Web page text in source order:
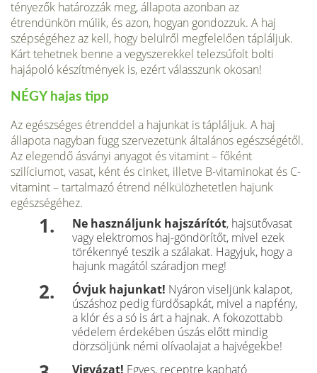
tényezők határozzák meg, állapota azonban az
étrendünkön múlik, és azon, hogyan gondozzuk. A haj
szépségéhez az kell, hogy belülről megfelelően tápláljuk.
Kárt tehetnek benne a vegyszerekkel telezsúfolt bolti
hajápoló készítmények is, ezért válasszunk okosan!
NÉGY hajas tipp
Az egészséges étrenddel a hajunkat is tápláljuk. A haj
állapota nagyban függ szervezetünk általános egészségétől.
Az elegendő ásványi anyagot és vitamint – főként
szilíciumot, vasat, ként és cinket, illetve B-vitaminokat és C-
vitamint – tartalmazó étrend nélkülözhetetlen hajunk
egészségéhez.
Ne használjunk hajszárítót, hajsütővasat
vagy elektromos haj-göndörítőt, mivel ezek
törékennyé teszik a szálakat. Hagyjuk, hogy a
hajunk magától száradjon meg!
Óvjuk hajunkat! Nyáron viseljünk kalapot,
úszáshoz pedig fürdősapkát, mivel a napfény,
a klór és a só is árt a hajnak. A fokozottabb
védelem érdekében úszás előtt mindig
dörzsöljünk némi olívaolajat a hajvégekbe!
Vigyázat! Egyes, receptre kapható